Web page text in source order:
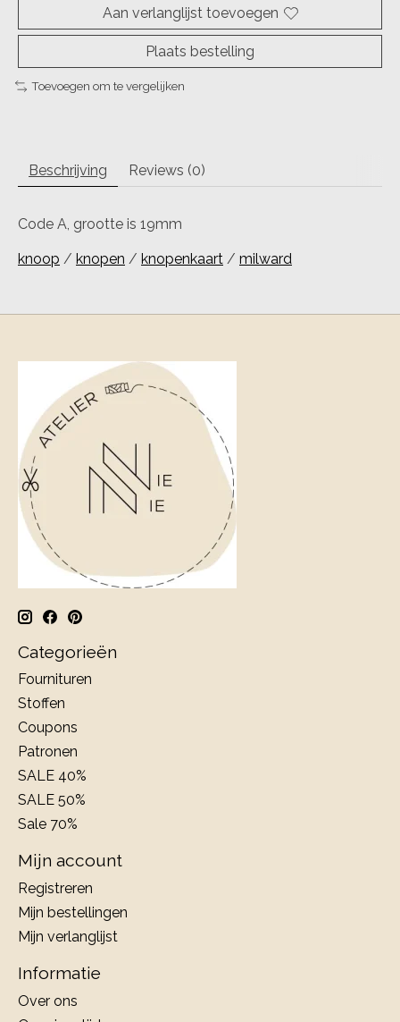
Aan verlanglijst toevoegen
Plaats bestelling
Toevoegen om te vergelijken
Beschrijving Reviews (0)
Code A, grootte is 19mm
knoop / knopen / knopenkaart / milward
Categorieën
Fournituren
Stoffen
Coupons
Patronen
SALE 40%
SALE 50%
Sale 70%
Mijn account
Registreren
Mijn bestellingen
Mijn verlanglijst
Informatie
Over ons